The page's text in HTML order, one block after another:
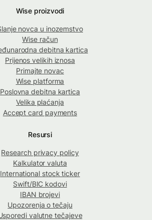
Wise proizvodi
novca u inozemstvo
Wise račun
debitna kartica
Prijenos velikih iznosa
Primajte novac
Wise platforma
Poslovna debitna kartica
Velika plaćanja
Accept card payments
Resursi
Research privacy policy
Kalkulator valuta
International stock ticker
Swift/BIC kodovi
IBAN brojevi
Upozorenja o tečaju
valutne tečajeve